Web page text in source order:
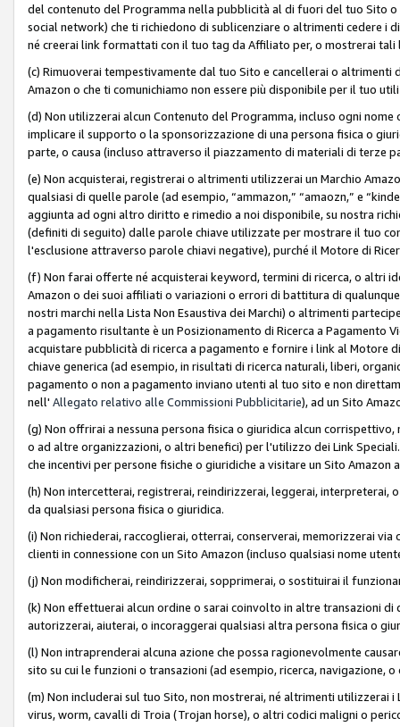
del contenuto del Programma nella pubblicità al di fuori del tuo Sito
social network) che ti richiedono di sublicenziare o altrimenti cedere i
né creerai link formattati con il tuo tag da Affiliato per, o mostrerai tali
(c) Rimuoverai tempestivamente dal tuo Sito e cancellerai o
Amazon o che ti comunichiamo non essere più disponibile per il tuo
(d) Non utilizzerai alcun Contenuto del Programma, incluso ogni
implicare il supporto o la sponsorizzazione di una persona fisica o
parte, o causa (incluso attraverso il piazzamento di materiali di terze
(e) Non acquisterai, registrerai o altrimenti utilizzerai un Marchio
qualsiasi di quelle parole (ad esempio, “ammazon,” “amaozn,” e
aggiunta ad ogni altro diritto e rimedio a noi disponibile, su nostra
(definiti di seguito) dalle parole chiave utilizzate per mostrare il tuo
l'esclusione attraverso parole chiavi negative), purché il Motore di
(f) Non farai offerte né acquisterai keyword, termini di ricerca, o altri
Amazon o dei suoi affiliati o variazioni o errori di battitura di
nostri marchi nella Lista Non Esaustiva dei Marchi) o altrimenti
a pagamento risultante è un Posizionamento di Ricerca a Pagamento
acquistare pubblicità di ricerca a pagamento e fornire i link al Motore
chiave generica (ad esempio, in risultati di ricerca naturali, liberi,
pagamento o non a pagamento inviano utenti al tuo sito e non
nell' Allegato relativo alle Commissioni Pubblicitarie), ad un Sito
(g) Non offrirai a nessuna persona fisica o giuridica alcun
o ad altre organizzazioni, o altri benefici) per l'utilizzo dei Link
che incentivi per persone fisiche o giuridiche a visitare un Sito
(h) Non intercetterai, registrerai, reindirizzerai, leggerai,
da qualsiasi persona fisica o giuridica.
(i) Non richiederai, raccoglierai, otterrai, conserverai, memorizzerai
clienti in connessione con un Sito Amazon (incluso qualsiasi nome
(j) Non modificherai, reindirizzerai, sopprimerai, o sostituirai il
(k) Non effettuerai alcun ordine o sarai coinvolto in altre transazioni
autorizzerai, aiuterai, o incoraggerai qualsiasi altra persona fisica o
(l) Non intraprenderai alcuna azione che possa ragionevolmente
sito su cui le funzioni o transazioni (ad esempio, ricerca, navigazione,
(m) Non includerai sul tuo Sito, non mostrerai, né altrimenti utilizzerai
virus, worm, cavalli di Troia (Trojan horse), o altri codici maligni o